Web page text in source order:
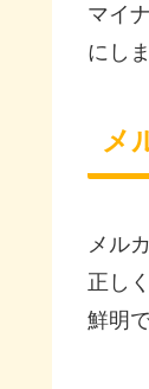
マイ
にし
メ
メル
正し
鮮明